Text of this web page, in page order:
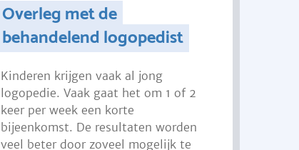
Overleg met de
behandelend logopedist
Kinderen krijgen vaak al jong
logopedie. Vaak gaat het om 1 of 2
keer per week een korte
bijeenkomst. De resultaten worden
veel beter door zoveel mogelijk te